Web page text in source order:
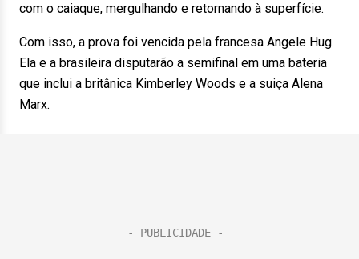
com o caiaque, mergulhando e retornando à superfície.
Com isso, a prova foi vencida pela francesa Angele Hug.
Ela e a brasileira disputarão a semifinal em uma bateria
que inclui a britânica Kimberley Woods e a suiça Alena
Marx.